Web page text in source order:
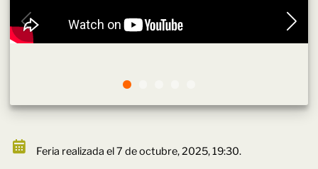
Feria realizada el 7 de octubre, 2025, 19:30.